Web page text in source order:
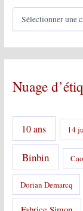
C
é
g
r
s
Nuage
10 ans 14
Binbin
Dorian Demarcq